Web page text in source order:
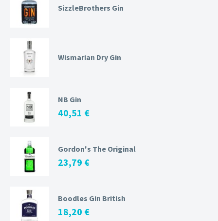
SizzleBrothers Gin
Wismarian Dry Gin
NB Gin
40,51 €
Gordon's The Original
23,79 €
Boodles Gin British
18,20 €